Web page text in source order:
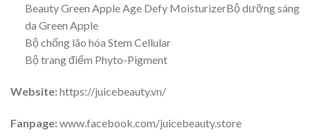
Beauty Green Apple Age Defy MoisturizerBộ dưỡng sáng
da Green Apple
Bộ chống lão hóa Stem Cellular
Bộ trang điểm Phyto-Pigment
Website:https://juicebeauty.vn/
Fanpage:www.facebook.com/juicebeauty.store